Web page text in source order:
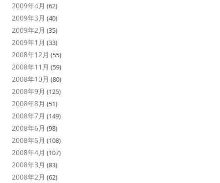
2009年4月 (62)
2009年3月 (40)
2009年2月 (35)
2009年1月 (33)
2008年12月 (55)
2008年11月 (59)
2008年10月 (80)
2008年9月 (125)
2008年8月 (51)
2008年7月 (149)
2008年6月 (98)
2008年5月 (108)
2008年4月 (107)
2008年3月 (83)
2008年2月 (62)